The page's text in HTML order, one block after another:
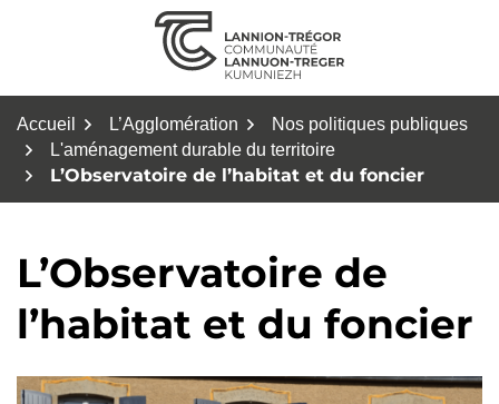
Accueil L’Agglomération
Nos politiques publiques
L'aménagement durable du territoire
L’Observatoire de l’habitat et du foncier
L’Observatoire de
l’habitat et du foncier